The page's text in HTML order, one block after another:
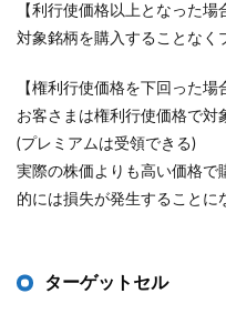
【利行使価格以上となった場
対象銘柄を購入することなく
【権利行使価格を下回った場
お客さまは権利行使価格で対
(プレミアムは受領できる)
実際の株価よりも高い価格で
的には損失が発生することに
ターゲットセル